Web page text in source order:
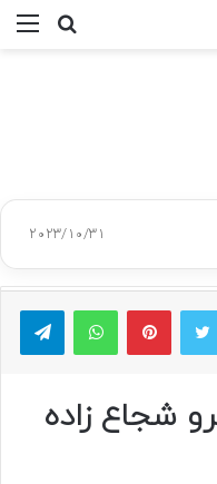
جستجو
2023/10/31
توییتر پینتریستواتس آپ
شجاع زاده